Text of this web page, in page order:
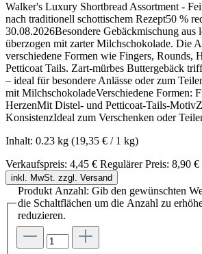
Walker's Luxury Shortbread Assortment -
nach traditionell schottischem Rezept50 %
30.08.2026Besondere Gebäckmischung aus
überzogen mit zarter Milchschokolade. Die
verschiedene Formen wie Fingers, Rounds,
Petticoat Tails. Zart-mürbes Buttergebäck
– ideal für besondere Anlässe oder zum
mit MilchschokoladeVerschiedene Formen:
HerzenMit Distel- und Petticoat-Tails-
KonsistenzIdeal zum Verschenken oder
Inhalt: 0.23 kg (19,35 € / 1 kg)
Verkaufspreis: 4,45 € Regulärer Preis: 8,90 €
inkl. MwSt. zzgl. Versand
Produkt Anzahl: Gib den gewünschten
die Schaltflächen um die Anzahl zu
reduzieren.